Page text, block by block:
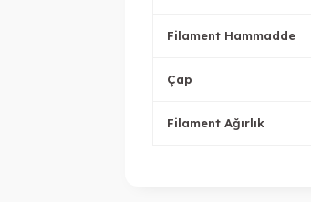
Filament Hammadde
Çap
Filament Ağırlık